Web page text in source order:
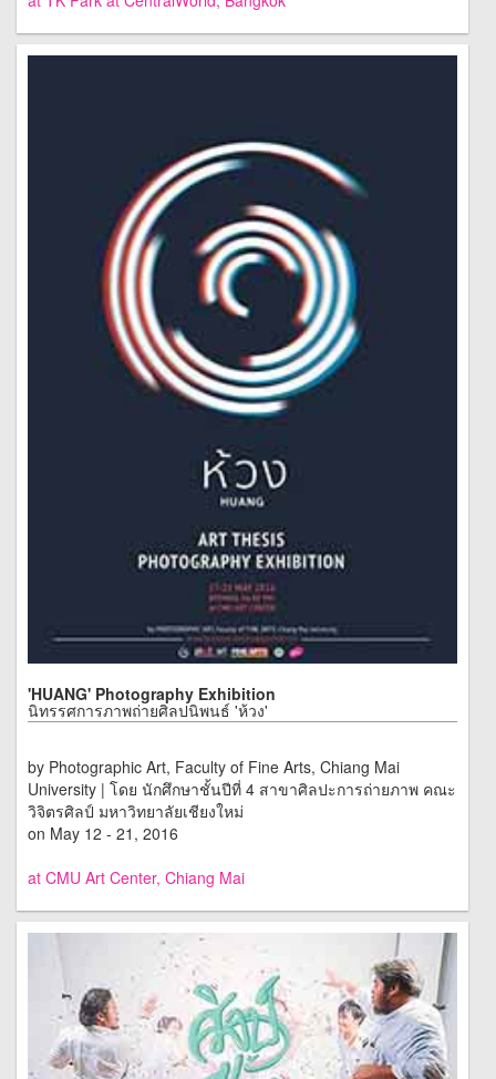
'HUANG' Photography Exhibition
นิทรรศการภาพถ่ายศิลปนิพนธ์ 'ห้วง'
by Photographic Art, Faculty of Fine Arts, Chiang Mai
University | โดย นักศึกษาชั้นปีที่ 4 สาขาศิลปะการถ่ายภาพ คณะ
วิจิตรศิลป์ มหาวิทยาลัยเชียงใหม่
on May 12 - 21, 2016
at CMU Art Center, Chiang Mai